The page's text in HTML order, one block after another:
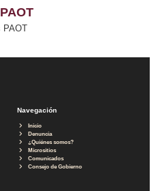
PAOT
Navegación
Inicio
Denuncia
¿Quiénes somos?
Micrositios
Comunicados
Consejo de Gobierno